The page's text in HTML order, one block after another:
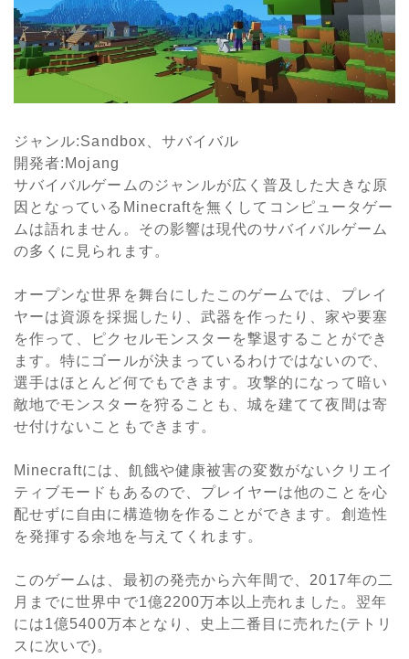
ジャンル:Sandbox 、サバイバル
開発者:Mojang
サバイバルゲームのジャンルが広く普及した大きな原
因となっている Minecraftを無くしてコンピュータゲー
ムは語れません 。その影響は現代のサバイバルゲーム
の多くに見られます。
オープンな世界を舞台にしたこのゲームでは、プレイ
ヤーは資源を採掘したり、武器を作ったり、家や要塞
を作って、ピクセルモンスターを撃退することができ
ます。特にゴールが決まっているわけではないので、
選手はほとんど何でもできます。攻撃的になって暗い
敵地でモンスターを狩ることも、城を建てて夜間は寄
せ付けないこともできます。
Minecraftには、飢餓や健康被害の変数がないクリエイ
ティブモードもあるので、プレイヤーは他のことを心
配せずに自由に構造物を作ることができます。創造性
を発揮する余地を与えてくれます。
このゲームは、最初の発売から六年間で、 2017年の二
月までに世界中で1億2200万本以上売れました。翌年
には1億5400万本となり、史上二番目に売れた(テトリ
スに次いで)。